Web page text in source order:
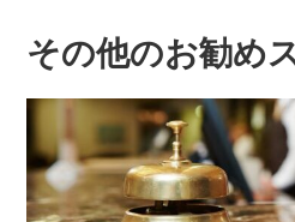
その他のお勧め